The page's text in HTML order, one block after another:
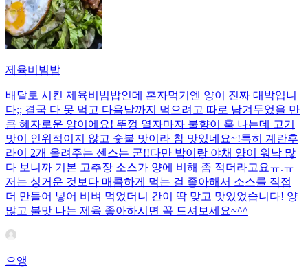
제육비빔밥
배달로 시킨 제육비빔밥인데 혼자먹기엔 양이 진짜 대박입니
다;; 결국 다 못 먹고 다음날까지 먹으려고 따로 남겨두었을 만
큼 혜자로운 양이에요! 뚜껑 열자마자 불향이 훅 나는데 고기
맛이 인위적이지 않고 숯불 맛이라 참 맛있네요~!특히 계란후
라이 2개 올려주는 센스는 굳!! ​다만 밥이랑 야채 양이 워낙 많
다 보니까 기본 고추장 소스가 양에 비해 좀 적더라고요ㅠ.ㅠ
저는 싱거운 것보다 매콤하게 먹는 걸 좋아해서 소스를 직접
더 만들어 넣어 비벼 먹었더니 간이 딱 맞고 맛있었습니다! 양
많고 불맛 나는 제육 좋아하시면 꼭 드셔보세요~^^
으앵